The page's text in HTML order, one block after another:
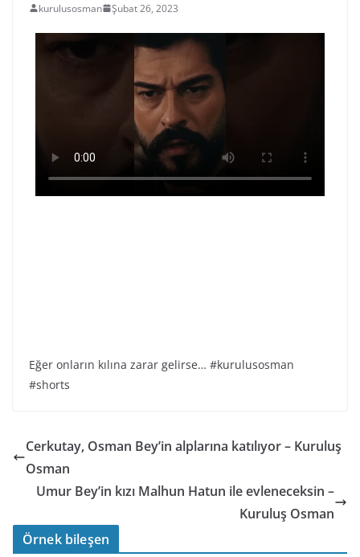
kurulusosman Şubat 26, 2023
Eğer onların kılına zarar gelirse… #kurulusosman
#shorts
Cerkutay, Osman Bey’in alplarına katılıyor – Kuruluş
Osman
Umur Bey’in kızı Malhun Hatun ile evleneceksin –
Kuruluş Osman
Örnek bileşen